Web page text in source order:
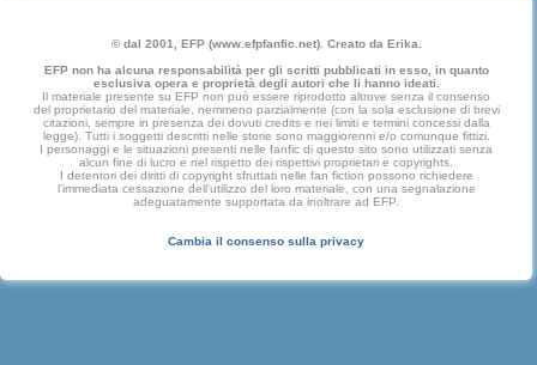
© dal 2001, EFP (www.efpfanfic.net). Creato da Erika.
EFP non ha alcuna responsabilità per gli scritti pubblicati in esso, in quanto
esclusiva opera e proprietà degli autori che li hanno ideati.
Il materiale presente su EFP non può essere riprodotto altrove senza il consenso
del proprietario del materiale, nemmeno parzialmente (con la sola esclusione di brevi
citazioni, sempre in presenza dei dovuti credits e nei limiti e termini concessi dalla
legge). Tutti i soggetti descritti nelle storie sono maggiorenni e/o comunque fittizi.
I personaggi e le situazioni presenti nelle fanfic di questo sito sono utilizzati senza
alcun fine di lucro e nel rispetto dei rispettivi proprietari e copyrights.
I detentori dei diritti di copyright sfruttati nelle fan fiction possono richiedere
l'immediata cessazione dell'utilizzo del loro materiale, con una segnalazione
adeguatamente supportata da inoltrare ad EFP.
Cambia il consenso sulla privacy